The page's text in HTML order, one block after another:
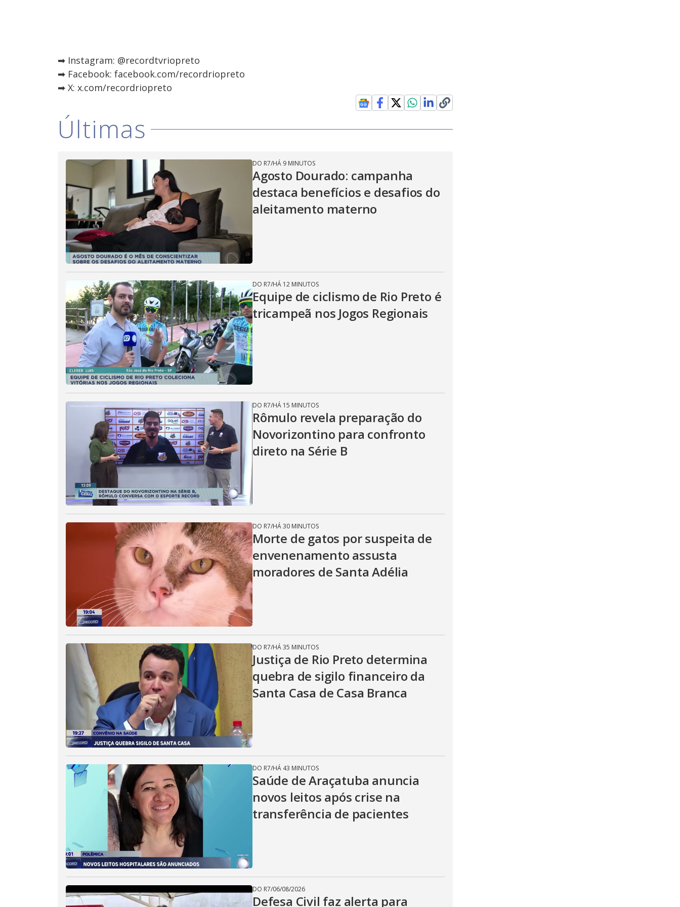
➡ Instagram: @recordtvriopreto
➡ Facebook: facebook.com/recordriopreto
➡ X: x.com/recordriopreto
Últimas
DO R7/HÁ 9 MINUTOS
Agosto Dourado: campanha
destaca benefícios e desafios do
aleitamento materno
DO R7/HÁ 12 MINUTOS
Equipe de ciclismo de Rio Preto é
tricampeã nos Jogos Regionais
DO R7/HÁ 15 MINUTOS
Rômulo revela preparação do
Novorizontino para confronto
direto na Série B
DO R7/HÁ 30 MINUTOS
Morte de gatos por suspeita de
envenenamento assusta
moradores de Santa Adélia
DO R7/HÁ 35 MINUTOS
Justiça de Rio Preto determina
quebra de sigilo financeiro da
Santa Casa de Casa Branca
DO R7/HÁ 43 MINUTOS
Saúde de Araçatuba anuncia
novos leitos após crise na
transferência de pacientes
DO R7/06/08/2026
Defesa Civil faz alerta para